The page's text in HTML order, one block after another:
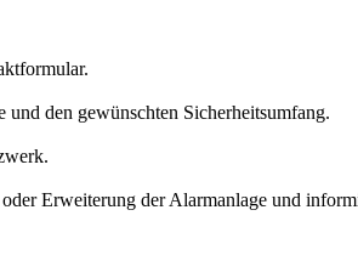
den gewünschten Sicherheitsumfang.
Erweiterung der Alarmanlage und